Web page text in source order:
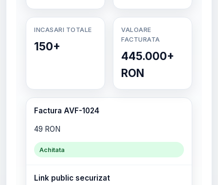
INCASARI TOTALE
150+
VALOARE
FACTURATA
445.000+
RON
Factura AVF-1024
49 RON
Achitata
Link public securizat